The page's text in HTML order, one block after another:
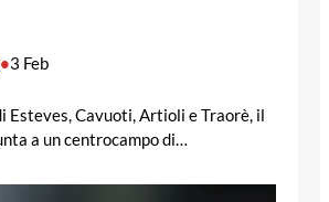
•3 Feb
Esteves, Cavuoti, Artioli e Traorè, il
a un centrocampo di…